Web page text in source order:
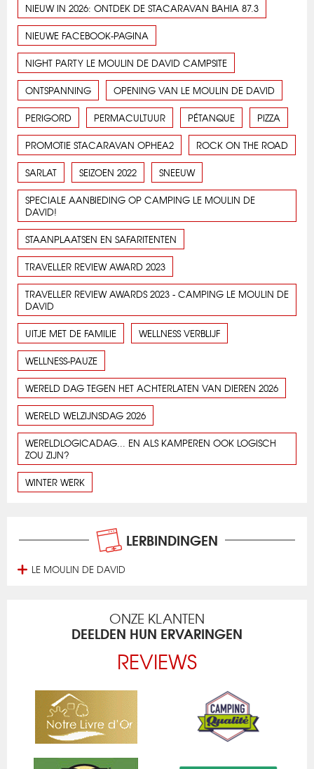
NIEUW IN 2026: ONTDEK DE STACARAVAN BAHIA 87.3
NIEUWE FACEBOOK-PAGINA
NIGHT PARTY LE MOULIN DE DAVID CAMPSITE
ONTSPANNING OPENING VAN LE MOULIN DE DAVID
PERIGORD PERMACULTUUR PÉTANQUE PIZZA
PROMOTIE STACARAVAN OPHEA2 ROCK ON THE ROAD
SARLAT SEIZOEN 2022 SNEEUW
SPECIALE AANBIEDING OP CAMPING LE MOULIN DE
DAVID!
STAANPLAATSEN EN SAFARITENTEN
TRAVELLER REVIEW AWARD 2023
TRAVELLER REVIEW AWARDS 2023 - CAMPING LE MOULIN DE
DAVID
UITJE MET DE FAMILIE WELLNESS VERBLIJF
WELLNESS-PAUZE
WERELD DAG TEGEN HET ACHTERLATEN VAN DIEREN 2026
WERELD WELZIJNSDAG 2026
WERELDLOGICADAG... EN ALS KAMPEREN OOK LOGISCH
ZOU ZIJN?
WINTER WERK
LERBINDINGEN
LE MOULIN DE DAVID
ONZE KLANTEN
DEELDEN HUN ERVARINGEN
REVIEWS